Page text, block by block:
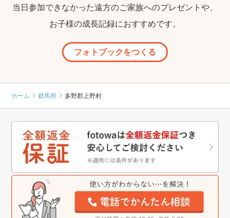
当日参加できなかった遠方のご家族へのプレゼントや、
お子様の成長記録におすすめです。
フォトブックをつくる
ホーム 群馬県 多野郡上野村